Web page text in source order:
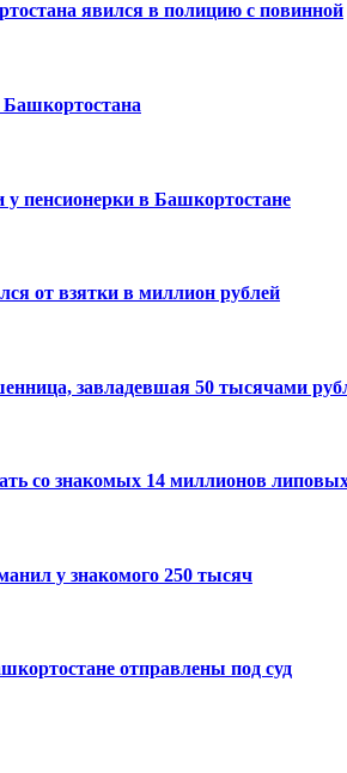
явился в полицию с повинной
пенсионерки в Башкортостане
от взятки в миллион рублей
завладевшая 50 тысячами
со знакомых 14 миллионов
у знакомого 250 тысяч
отправлены под суд